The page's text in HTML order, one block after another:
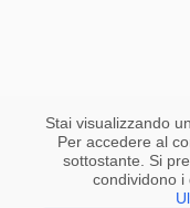
Stai visualizzando
Per accedere al
sottostante. Si
condividono i